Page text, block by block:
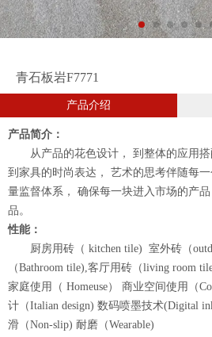
青石板岩F7771
产品介绍
产品简介：
从产品的花色设计， 到整体的应用搭
到家具的时尚表达， 艺术的思考伴随每
量监督体系， 确保每一块进入市场的产
品。
性能：
厨房用砖（ kitchen tile) 室外砖（
（Bathroom tile),客厅用砖（living room
家庭使用（ Homeuse） 商业空间使用（
计（Italian design) 数码喷墨技术(Digital
滑（Non-slip) 耐磨（Wearable)